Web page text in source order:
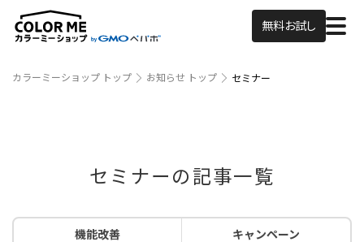
無料お試し
カラーミーショップ トップ お知らせ トップ セミナー
セミナーの記事一覧
機能改善 キャンペーン